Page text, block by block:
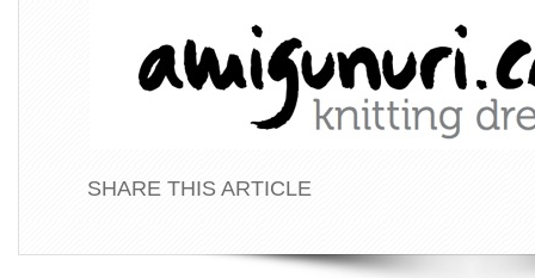
SHARE THIS ARTICLE